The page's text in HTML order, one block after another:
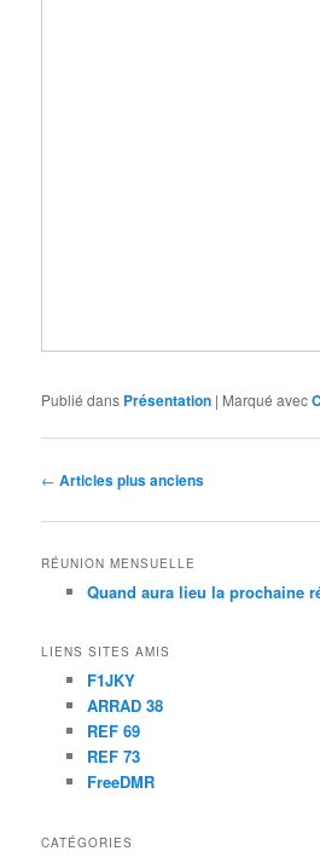
Publié dans Présentation | Marqué avec
Navigation
articles
← Articles plus anciens
RÉUNION MENSUELLE
Quand aura lieu la prochaine
LIENS SITES AMIS
F1JKY
ARRAD 38
REF 69
REF 73
FreeDMR
CATÉGORIES